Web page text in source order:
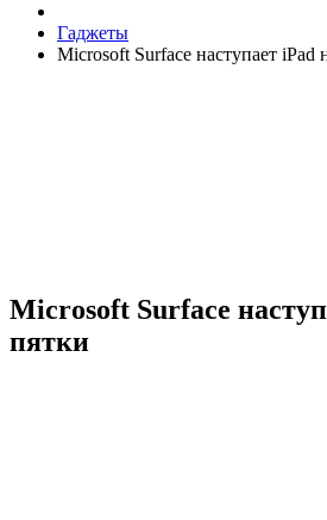
Гаджеты
Microsoft Surface наступает iPad
Microsoft Surface
пятки